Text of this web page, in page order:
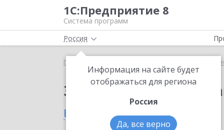
1С:Предприятие 8
Система программ
Россия
Информация на сайте будет
отображаться для региона
Россия
Да, все верно
Главная 1С:Распознавание
Заказать
в Партизанске